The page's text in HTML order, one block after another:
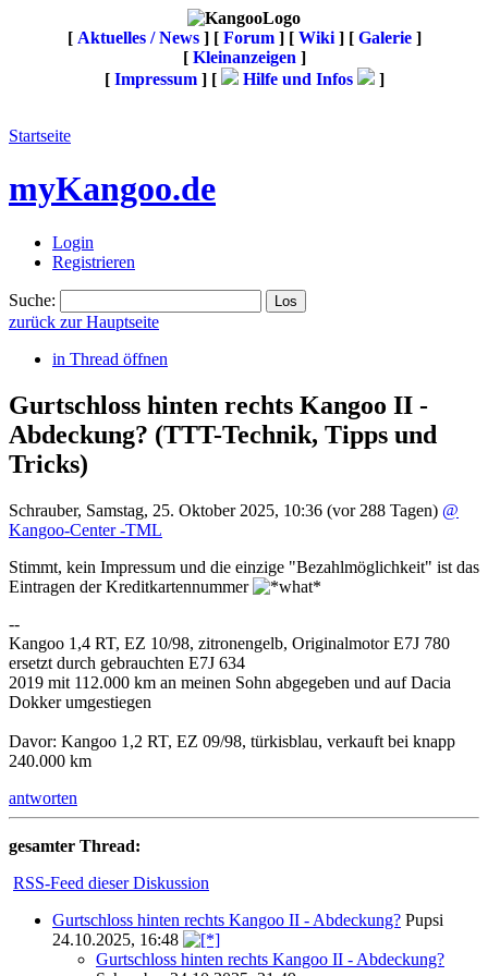
[ Aktuelles / News] [ Forum] [ Wiki] [ Galerie]
[ Kleinanzeigen ]
[ Impressum] [ Hilfe und Infos ]
Startseite
myKangoo.de
Login
Registrieren
Suche:
zurück zur Hauptseite
in Thread öffnen
Gurtschloss hinten rechts Kangoo II -
Abdeckung? (TTT-Technik, Tipps und
Tricks)
Schrauber, Samstag, 25. Oktober 2025, 10:36 (vor 288 Tagen) @
Kangoo-Center -TML
Stimmt, kein Impressum und die einzige "Bezahlmöglichkeit" ist das
Eintragen der Kreditkartennummer
--
Kangoo 1,4 RT, EZ 10/98, zitronengelb, Originalmotor E7J 780
ersetzt durch gebrauchten E7J 634
2019 mit 112.000 km an meinen Sohn abgegeben und auf Dacia
Dokker umgestiegen
Davor: Kangoo 1,2 RT, EZ 09/98, türkisblau, verkauft bei knapp
240.000 km
antworten
gesamter Thread:
RSS-Feed dieser Diskussion
Gurtschloss hinten rechts Kangoo II - Abdeckung? Pupsi
24.10.2025, 16:48
Gurtschloss hinten rechts Kangoo II - Abdeckung?